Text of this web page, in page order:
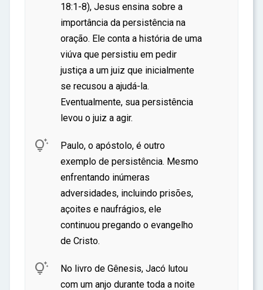
18:1-8), Jesus ensina sobre a
importância da persistência na
oração. Ele conta a história de uma
viúva que persistiu em pedir
justiça a um juiz que inicialmente
se recusou a ajudá-la.
Eventualmente, sua persistência
levou o juiz a agir.

Paulo, o apóstolo, é outro
exemplo de persistência. Mesmo
enfrentando inúmeras
adversidades, incluindo prisões,
açoites e naufrágios, ele
continuou pregando o evangelho
de Cristo.

No livro de Gênesis, Jacó lutou
com um anjo durante toda a noite